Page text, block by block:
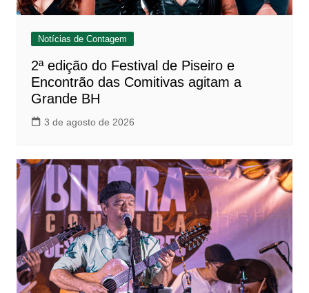
Notícias de Contagem
2ª edição do Festival de Piseiro e
Encontrão das Comitivas agitam a
Grande BH
3 de agosto de 2026